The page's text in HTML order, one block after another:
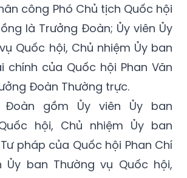
công Phó Chủ tịch Quốc hội
là Trưởng Đoàn; Ủy viên Ủy
Quốc hội, Chủ nhiệm Ủy ban
chính của Quốc hội Phan Văn
Đoàn Thường trực.
Đoàn gồm Ủy viên Ủy ban
hội, Chủ nhiệm Ủy ban
pháp của Quốc hội Phan Chí
Ủy ban Thường vụ Quốc hội,